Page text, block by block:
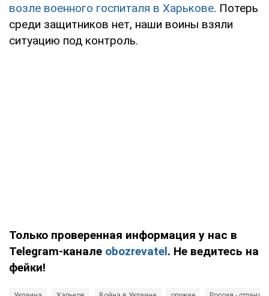
возле военного госпиталя в Харькове. Потерь
среди защитников нет, наши воины взяли
ситуацию под контроль.
Только проверенная информация у нас в
Telegram-канале obozrevatel. Не ведитесь на
фейки!